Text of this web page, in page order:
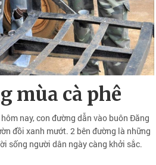
mùa cà phê
nay, con đường dẫn vào buôn Đăng
đồi xanh mướt. 2 bên đường là những
sống người dân ngày càng khởi sắc.